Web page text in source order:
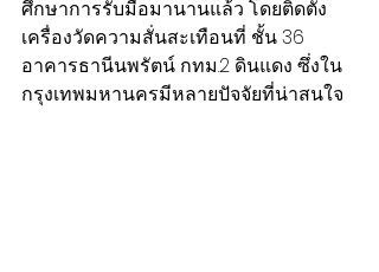
ศึกษาการรับมือมานานแล้ว โดยติดตั้ง
เครื่องวัดความสั่นสะเทือนที่ ชั้น 36
อาคารธานีนพรัตน์ กทม.2 ดินแดง ซึ่งใน
กรุงเทพมหานครมีหลายปัจจัยที่น่าสนใจ